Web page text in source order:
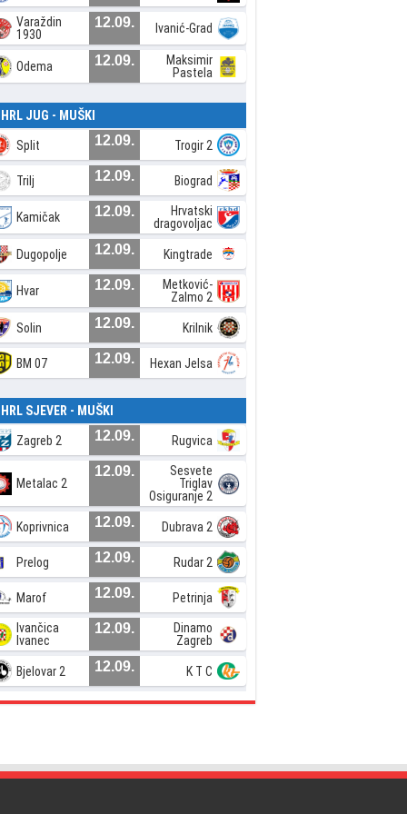
Varaždin
1930
12.09. Ivanić-Grad
Odema 12.09.
Maksimir
Pastela
JUG - MUŠKI
Split 12.09. Trogir 2
Trilj 12.09. Biograd
Kamičak 12.09.
Hrvatski
dragovoljac
Dugopolje 12.09. Kingtrade
Hvar 12.09.
Metković-
Zalmo 2
Solin 12.09. Krilnik
BM 07 12.09. Hexan Jelsa
SJEVER - MUŠKI
Zagreb 2 12.09. Rugvica
Metalac 2
12.09.
Sesvete
Triglav
Osiguranje 2
Koprivnica 12.09. Dubrava 2
Prelog 12.09. Rudar 2
Marof 12.09. Petrinja
Ivančica
Ivanec
12.09.
Dinamo
Zagreb
Bjelovar 2 12.09. K T C